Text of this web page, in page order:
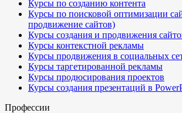
Курсы по созданию контента
Курсы по поисковой оптимизации
продвижение сайтов)
Курсы создания и продвижения
Курсы контекстной рекламы
Курсы продвижения в социальных
Курсы таргетированной рекламы
Курсы продюсирования проектов
Курсы создания презентаций в
Профессии